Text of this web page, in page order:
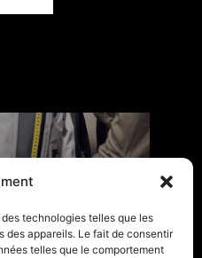
technologies telles que les
appareils. Le fait de consentir
telles que le comportement
SIZE GUIDE